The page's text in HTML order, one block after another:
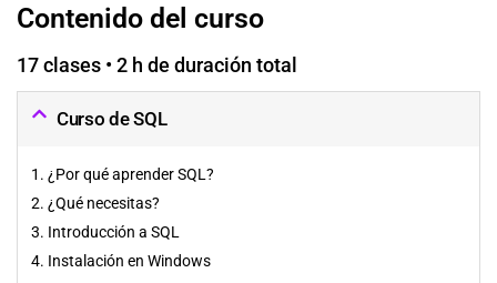
Contenido del curso
17 clases • 2 h de duración total
Curso de SQL
1. ¿Por qué aprender SQL?
2. ¿Qué necesitas?
3. Introducción a SQL
4. Instalación en Windows